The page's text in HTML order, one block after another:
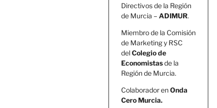
Directivos de la Región
de Murcia – ADIMUR.
Miembro de la Comisión
de Marketing y RSC
delColegio de
Economistasde la
Región de Murcia.
Colaborador enOnda
Cero Murcia.